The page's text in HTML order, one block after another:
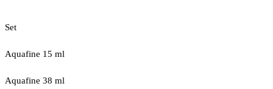
Set
Aquafine 15 ml
Aquafine 38 ml